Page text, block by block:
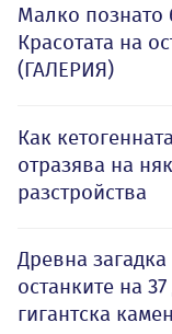
Малко познато
Красотата на
(ГАЛЕРИЯ)
Как
отразява на
разстройства
Древна
останките на
гигантска